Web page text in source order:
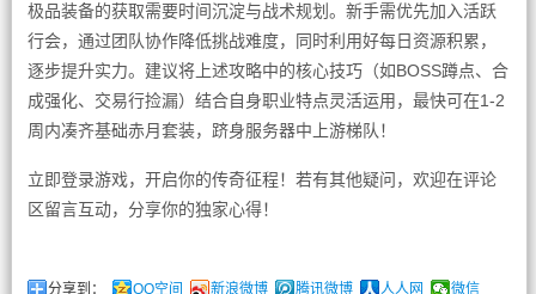
极品装备的获取需要时间沉淀与战术规划。新手需优先加入活跃
行会，通过团队协作降低挑战难度，同时利用好每日资源积累，
逐步提升实力。建议将上述攻略中的核心技巧（如BOSS蹲点、合
成强化、交易行捡漏）结合自身职业特点灵活运用，最快可在1-2
周内凑齐基础赤月套装，跻身服务器中上游梯队！
立即登录游戏，开启你的传奇征程！若有其他疑问，欢迎在评论
区留言互动，分享你的独家心得！
分享到： QQ空间 新浪微博 腾讯微博 人人网 微信